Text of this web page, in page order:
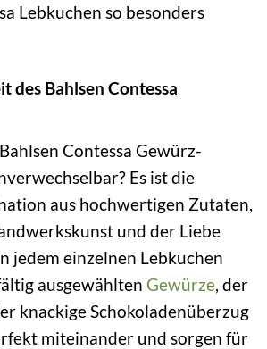
Lebkuchen so besonders
des Bahlsen Contessa
Contessa Gewürz-
Es ist die
aus hochwertigen Zutaten,
und der Liebe
jedem einzelnen Lebkuchen
ausgewählten Gewürze , der
knackige Schokoladenüberzug
miteinander und sorgen für